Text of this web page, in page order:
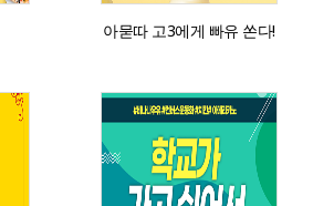
아묻따 고3에게 빠유 쏜다!